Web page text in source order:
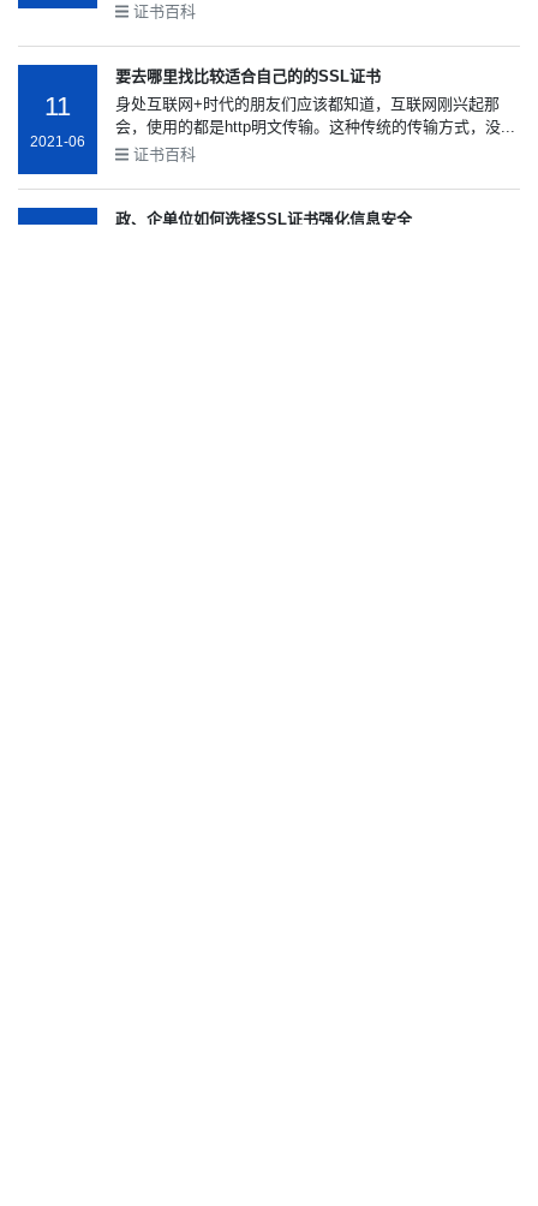
证书百科
11
2021-06
要去哪里找比较适合自己的的SSL证书
身处互联网+时代的朋友们应该都知道，互联网刚兴起那
会，使用的都是http明文传输。这种传统的传输方式，没...
证书百科
政、企单位如何选择SSL证书强化信息安全